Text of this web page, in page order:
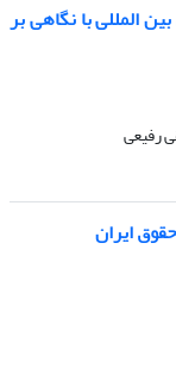
المللی با نگاهی بر
رفیعی
ایران